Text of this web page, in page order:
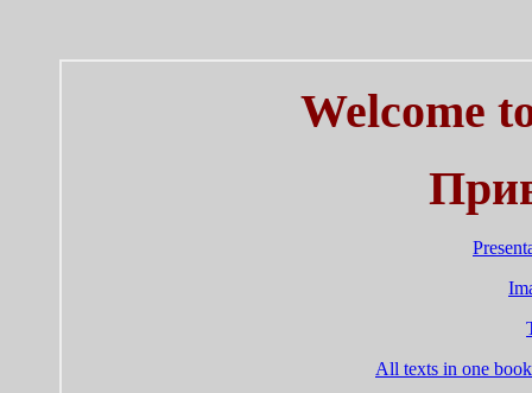
Welcome
All texts in one